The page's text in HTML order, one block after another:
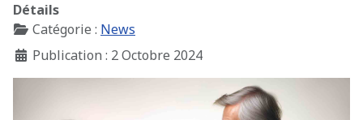
Détails
Catégorie : News
Publication : 2 Octobre 2024